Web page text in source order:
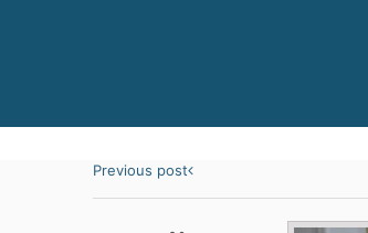
Previous post